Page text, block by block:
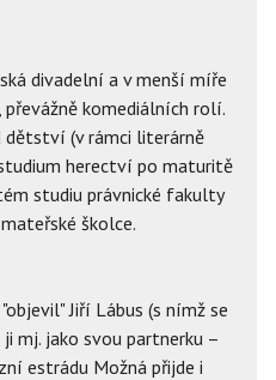
divadelní a v menší míře
komediálních rolí.
dětství (v rámci literárně
herectví po maturitě
studiu právnické fakulty
školce.
Jiří Lábus (s nímž se
mj. jako svou partnerku –
estrádu Možná přijde i